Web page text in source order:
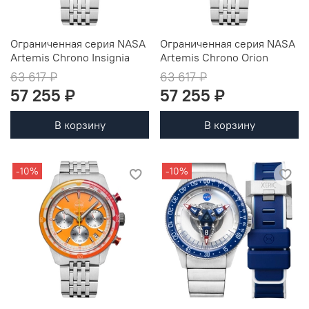
Ограниченная серия NASA
Artemis Chrono Insignia
63 617 ₽
57 255 ₽
В корзину
Ограниченная серия NASA
Artemis Chrono Orion
63 617 ₽
57 255 ₽
В корзину
-10% -10%